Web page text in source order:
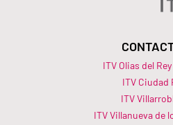
ITV Olias del
ITV Ciudad
ITV
ITV Villanueva de